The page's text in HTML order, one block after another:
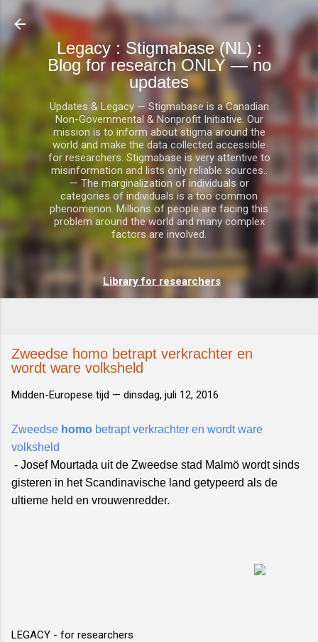
Doorgaan naar
Legacy : Stigmabase (NL) :
Blog for research ONLY — no
updates
Updates & Legacy — Stigmabase is a Canadian
Non-Governmental & Nonprofit Initiative. Our
mission is to inform about stigma around the
world and make the data collected accessible
for researchers. Stigmabase is very attentive to
misinformation and lists only reliable sources..
— The marginalization of individuals or
categories of individuals is a too common
phenomenon. Millions of people are facing this
problem around the world and many complex
factors are involved.
Library for researchers
Zweedse homo betrapt verkrachter en
wordt ware volksheld
Midden-Europese tijd — dinsdag, juli 12, 2016
Zweedse homo betrapt verkrachter en wordt ware
volksheld
- Josef Mourtada uit de Zweedse stad Malmö wordt sinds
gisteren in het Scandinavische land getypeerd als de
ultieme held en vrouwenredder.
LEGACY - for researchers